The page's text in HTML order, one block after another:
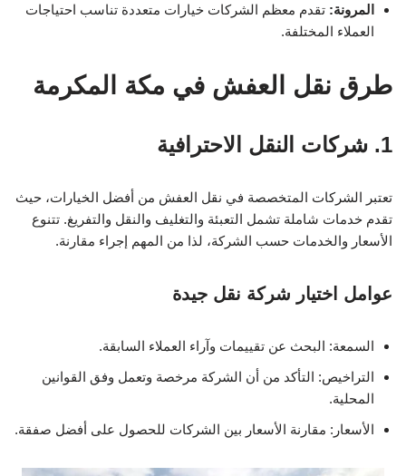
المرونة: تقدم معظم الشركات خيارات متعددة تناسب احتياجات
العملاء المختلفة.
طرق نقل العفش في مكة المكرمة
1. شركات النقل الاحترافية
تعتبر الشركات المتخصصة في نقل العفش من أفضل الخيارات، حيث
تقدم خدمات شاملة تشمل التعبئة والتغليف والنقل والتفريغ. تتنوع
الأسعار والخدمات حسب الشركة، لذا من المهم إجراء مقارنة.
عوامل اختيار شركة نقل جيدة
السمعة: البحث عن تقييمات وآراء العملاء السابقة.
التراخيص: التأكد من أن الشركة مرخصة وتعمل وفق القوانين
المحلية.
الأسعار: مقارنة الأسعار بين الشركات للحصول على أفضل صفقة.